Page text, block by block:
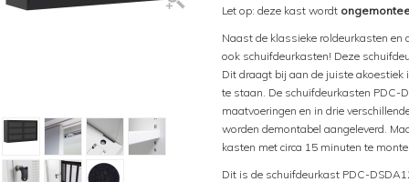
Let op: deze kast wordt
Naast de klassieke roldeurkasten en
ook schuifdeurkasten! Deze
Dit draagt bij aan de juiste
te staan. De schuifdeurkasten PDC-
maatvoeringen en in drie
worden demontabel aangeleverd.
kasten met circa 15 minuten te
Dit is de schuifdeurkast PDC-